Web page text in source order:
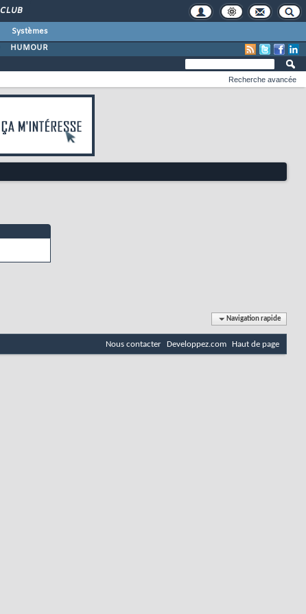
CLUB
Systèmes
HUMOUR
Recherche avancée
Navigation rapide
Nous contacter Developpez.com Haut de page